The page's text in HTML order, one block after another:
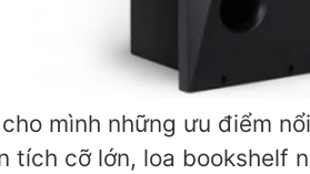
mình những ưu điểm
tích cỡ lớn, loa bookshelf